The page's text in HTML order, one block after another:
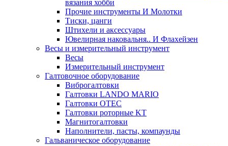
вязания хобби
Прочие инструменты И Молотки
Тиски, цанги
Штихели и аксессуары
Ювелирная наковальня.. И Флахейзен
Весы и измерительный инструмент
Весы
Измерительный инструмент
Галтовочное оборудование
Виброгалтовки
Галтовки LANDO MARIO
Галтовки OTEC
Галтовки роторные KT
Магнитогалтовки
Наполнители, пасты, компаунды
Гальваническое оборудование